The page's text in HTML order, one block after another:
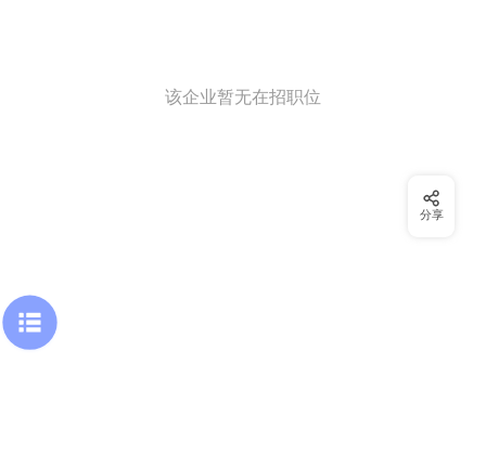
该企业暂无在招职位
分享